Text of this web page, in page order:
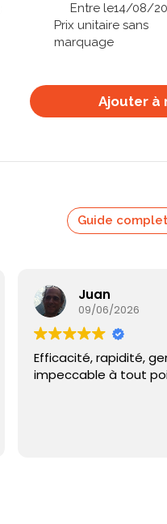
Entre le14/08/
Prix unitaire sans
marquage
Ajouter à
Guide
Juan
09/06/2026
Efficacité, rapidité,
impeccable à tout